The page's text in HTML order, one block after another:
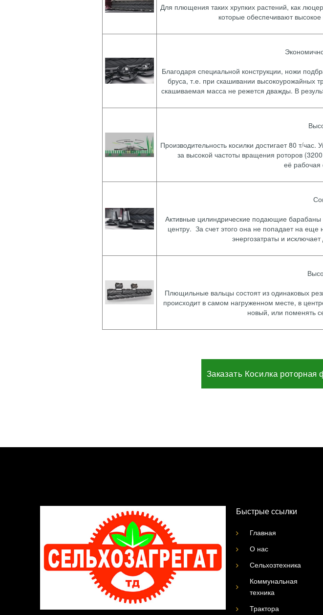
Для плющения таких хрупких растений, как
которые обеспечивают
Благодаря специальной конструкции, ножи
бруса, т.е. при скашивании высокоурожайных
скашиваемая масса не режется дважды. В
Производительность косилки достигает 80 т/
за высокой частоты вращения роторов
её рабочая
Активные цилиндрические подающие
центру. За счет этого она не попадает на
энергозатраты и
Плющильные вальцы состоят из одинаковых
происходит в самом нагруженном месте, в
новый, или поменять
Заказать Косилка
Быстрые ссылки
Главная
О нас
Сельхозтехника
Коммунальная
техника
Трактора